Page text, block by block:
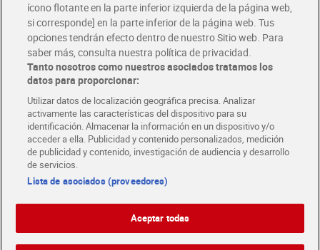
Folletos y Tiendas
Descubre las mejores ofertas y busca tu tienda más cercana
Tarjeta MaX Dia
Te devuelve hasta 8€/mes de tus compras.
¡Solicita tu tarjeta de crédito aquí!
COMER MEJOR CADA DIA
COLABORA CON DIA ABRE TU TIENDA DIA CORPORATE
ícono flotante en la parte inferior izquierda de la página web,
si corresponde] en la parte inferior de la página web. Tus
opciones tendrán efecto dentro de nuestro Sitio web. Para
saber más, consulta nuestra política de privacidad.
Tanto nosotros como nuestros asociados tratamos los
datos para proporcionar:
Utilizar datos de localización geográfica precisa. Analizar
activamente las características del dispositivo para su
identificación. Almacenar la información en un dispositivo y/o
acceder a ella. Publicidad y contenido personalizados, medición
de publicidad y contenido, investigación de audiencia y desarrollo
de servicios.
Lista de asociados (proveedores)
Aceptar todas